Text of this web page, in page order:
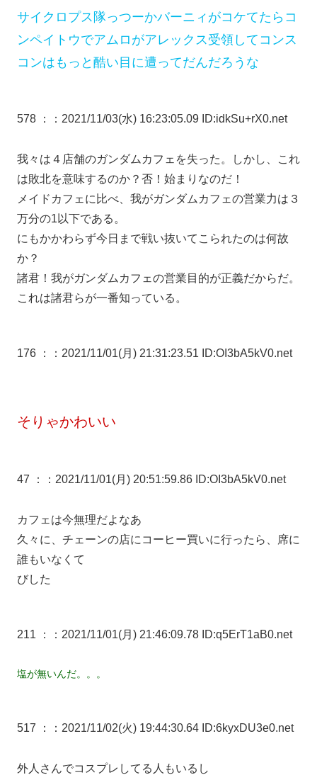
サイクロプス隊っつーかバーニィがコケてたらコ
ンペイトウでアムロがアレックス受領してコンス
コンはもっと酷い目に遭ってだんだろうな
578 ： ：2021/11/03(水) 16:23:05.09 ID:idkSu+rX0.net
我々は４店舗のガンダムカフェを失った。しかし、これ
は敗北を意味するのか？否！始まりなのだ！
メイドカフェに比べ、我がガンダムカフェの営業力は３
万分の1以下である。
にもかかわらず今日まで戦い抜いてこられたのは何故
か？
諸君！我がガンダムカフェの営業目的が正義だからだ。
これは諸君らが一番知っている。
176 ： ：2021/11/01(月) 21:31:23.51 ID:OI3bA5kV0.net
そりゃかわいい
47 ： ：2021/11/01(月) 20:51:59.86 ID:OI3bA5kV0.net
カフェは今無理だよなあ
久々に、チェーンの店にコーヒー買いに行ったら、席に
誰もいなくて
びした
211 ： ：2021/11/01(月) 21:46:09.78 ID:q5ErT1aB0.net
塩が無いんだ。。。
517 ： ：2021/11/02(火) 19:44:30.64 ID:6kyxDU3e0.net
外人さんでコスプレしてる人もいるし